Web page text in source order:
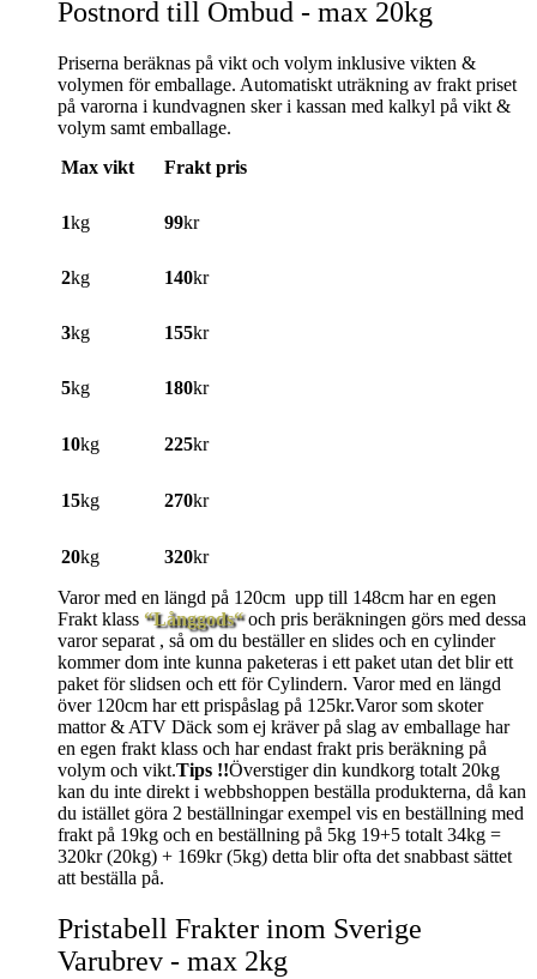
Postnord till Ombud - max 20kg
Priserna beräknas på vikt och volym inklusive vikten &
volymen för emballage. Automatiskt uträkning av frakt priset
på varorna i kundvagnen sker i kassan med kalkyl på vikt &
volym samt emballage.
Max vikt
Frakt pris
1kg 99kr
2kg 140kr
3kg 155kr
5kg 180kr
10kg 225kr
15kg 270kr
20kg 320kr
Varor med en längd på 120cm upp till 148cm har en egen
Frakt klass “Långgods“och pris beräkningen görs med dessa
varor separat , så om du beställer en slides och en cylinder
kommer dom inte kunna paketeras i ett paket utan det blir ett
paket för slidsen och ett för Cylindern. Varor med en längd
över 120cm har ett prispåslag på 125kr.Varor som skoter
mattor & ATV Däck som ej kräver på slag av emballage har
en egen frakt klass och har endast frakt pris beräkning på
volym och vikt.Tips !!Överstiger din kundkorg totalt 20kg
kan du inte direkt i webbshoppen beställa produkterna, då kan
du istället göra 2 beställningar exempel vis en beställning med
frakt på 19kg och en beställning på 5kg 19+5 totalt 34kg =
320kr (20kg) + 169kr (5kg) detta blir ofta det snabbast sättet
att beställa på.
Pristabell Frakter inom Sverige
Varubrev - max 2kg